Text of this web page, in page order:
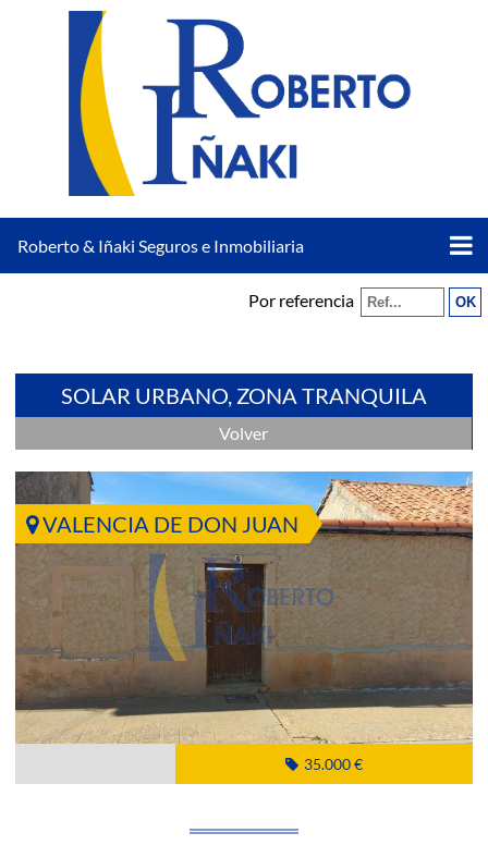
Roberto & Iñaki Seguros e Inmobiliaria
Por referencia
SOLAR URBANO, ZONA TRANQUILA
Volver
VALENCIA DE DON JUAN
35.000 €